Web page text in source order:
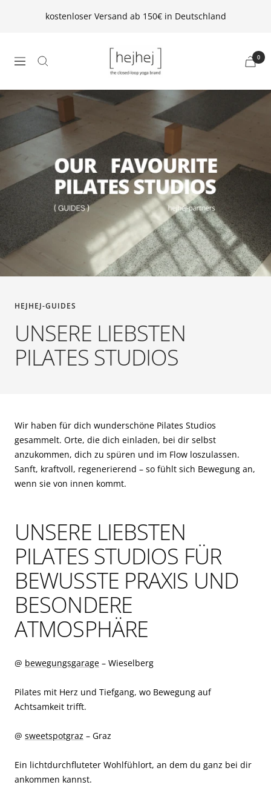
kostenloser Versand ab 150€ in Deutschland
Navigation
hejhej
GmbH
0
HEJHEJ-GUIDES
UNSERE LIEBSTEN
PILATES STUDIOS
Wir haben für dich wunderschöne Pilates Studios
gesammelt. Orte, die dich einladen, bei dir selbst
anzukommen, dich zu spüren und im Flow loszulassen.
Sanft, kraftvoll, regenerierend – so fühlt sich Bewegung an,
wenn sie von innen kommt.
UNSERE LIEBSTEN
PILATES STUDIOS FÜR
BEWUSSTE PRAXIS UND
BESONDERE
ATMOSPHÄRE
@ bewegungsgarage – Wieselberg
Pilates mit Herz und Tiefgang, wo Bewegung auf
Achtsamkeit trifft.
@ sweetspotgraz – Graz
Ein lichtdurchfluteter Wohlfühlort, an dem du ganz bei dir
ankommen kannst.